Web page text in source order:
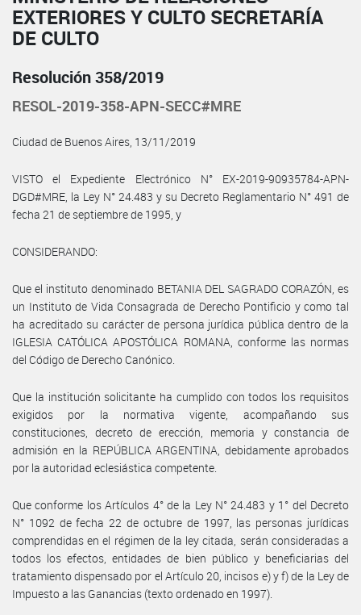
EXTERIORES Y CULTO SECRETARÍA
DE CULTO
Resolución 358/2019
RESOL-2019-358-APN-SECC#MRE
Ciudad de Buenos Aires, 13/11/2019
VISTO el Expediente Electrónico N° EX-2019-90935784-APN-
DGD#MRE, la Ley N° 24.483 y su Decreto Reglamentario N° 491 de
fecha 21 de septiembre de 1995, y
CONSIDERANDO:
Que el instituto denominado BETANIA DEL SAGRADO CORAZÓN, es
un Instituto de Vida Consagrada de Derecho Pontificio y como tal
ha acreditado su carácter de persona jurídica pública dentro de la
IGLESIA CATÓLICA APOSTÓLICA ROMANA, conforme las normas
del Código de Derecho Canónico.
Que la institución solicitante ha cumplido con todos los requisitos
exigidos por la normativa vigente, acompañando sus
constituciones, decreto de erección, memoria y constancia de
admisión en la REPÚBLICA ARGENTINA, debidamente aprobados
por la autoridad eclesiástica competente.
Que conforme los Artículos 4° de la Ley N° 24.483 y 1° del Decreto
N° 1092 de fecha 22 de octubre de 1997, las personas jurídicas
comprendidas en el régimen de la ley citada, serán consideradas a
todos los efectos, entidades de bien público y beneficiarias del
tratamiento dispensado por el Artículo 20, incisos e) y f) de la Ley de
Impuesto a las Ganancias (texto ordenado en 1997).